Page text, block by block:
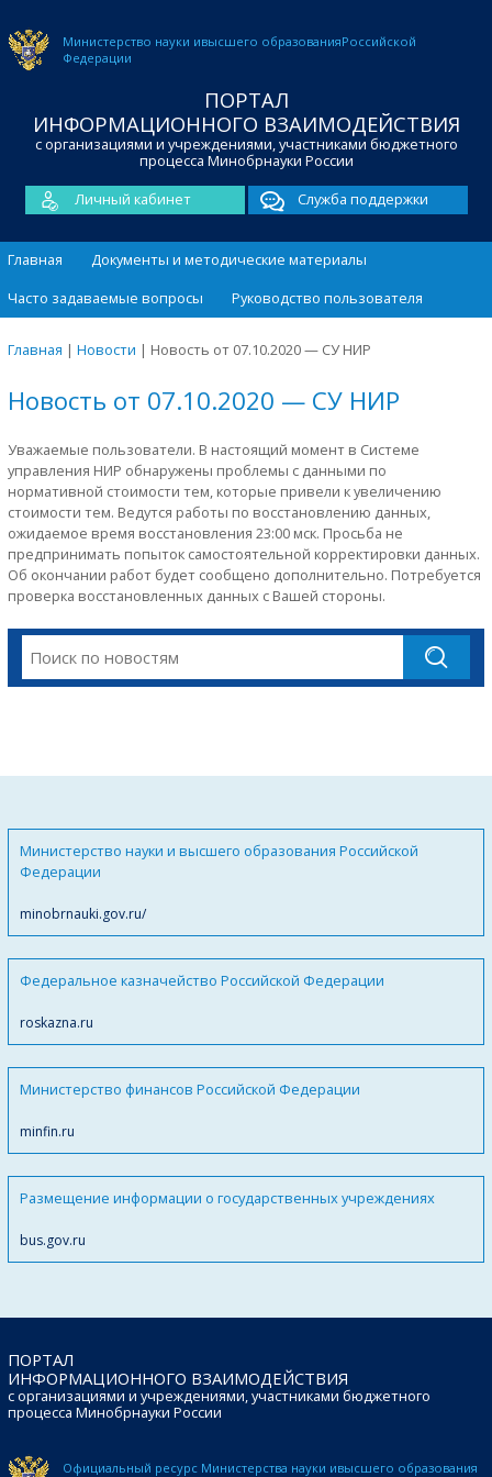
Министерство науки ивысшего образованияРоссийской
Федерации
ПОРТАЛ
ИНФОРМАЦИОННОГО ВЗАИМОДЕЙСТВИЯ
с организациями и учреждениями, участниками бюджетного
процесса Минобрнауки России
Личный кабинет
Служба поддержки
Главная
Документы и методические материалы
Часто задаваемые вопросы
Руководство пользователя
Главная | Новости | Новость от 07.10.2020 — СУ НИР
Новость от 07.10.2020 — СУ НИР
Уважаемые пользователи. В настоящий момент в Системе
управления НИР обнаружены проблемы с данными по
нормативной стоимости тем, которые привели к увеличению
стоимости тем. Ведутся работы по восстановлению данных,
ожидаемое время восстановления 23:00 мск. Просьба не
предпринимать попыток самостоятельной корректировки данных.
Об окончании работ будет сообщено дополнительно. Потребуется
проверка восстановленных данных с Вашей стороны.
Министерство науки и высшего образования Российской
Федерации
minobrnauki.gov.ru/
Федеральное казначейство Российской Федерации
roskazna.ru
Министерство финансов Российской Федерации
minfin.ru
Размещение информации о государственных учреждениях
bus.gov.ru
ПОРТАЛ
ИНФОРМАЦИОННОГО ВЗАИМОДЕЙСТВИЯ
с организациями и учреждениями, участниками бюджетного
процесса Минобрнауки России
Официальный ресурс Министерства науки ивысшего образования